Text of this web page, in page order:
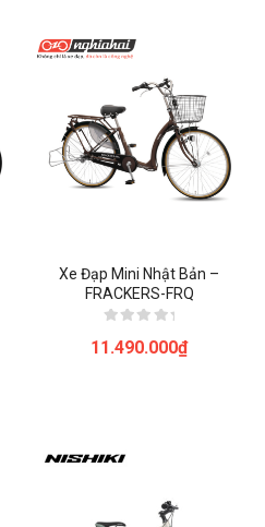
Xe Đạp Mini Nhật Bản –
FRACKERS-FRQ
xếp
11.490.000₫